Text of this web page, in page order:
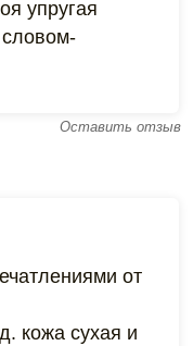
упругая
словом-
Оставить отзыв
от
кожа сухая и